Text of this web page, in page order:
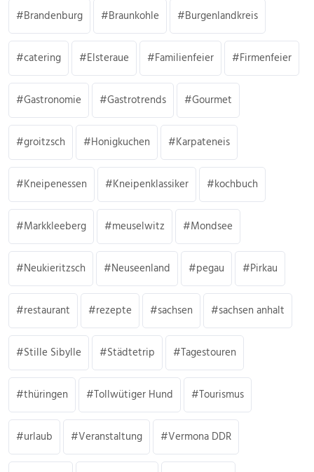
Brandenburg Braunkohle Burgenlandkreis
catering Elsteraue Familienfeier Firmenfeier
Gastronomie Gastrotrends Gourmet
groitzsch Honigkuchen Karpateneis
Kneipenessen Kneipenklassiker kochbuch
Markkleeberg meuselwitz Mondsee
Neukieritzsch Neuseenland pegau Pirkau
restaurant rezepte sachsen sachsen anhalt
Stille Sibylle Städtetrip Tagestouren
thüringen Tollwütiger Hund Tourismus
urlaub Veranstaltung Vermona DDR